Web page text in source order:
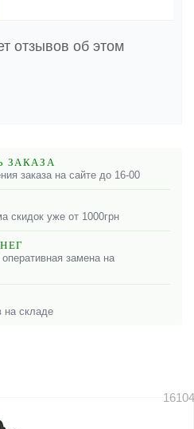
отзывов об этом
ЗАКАЗА
заказа на сайте до 16-00
скидок уже от 1000грн
замена на
на складе